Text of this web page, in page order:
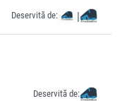
Deservită de: |
Deservită de: